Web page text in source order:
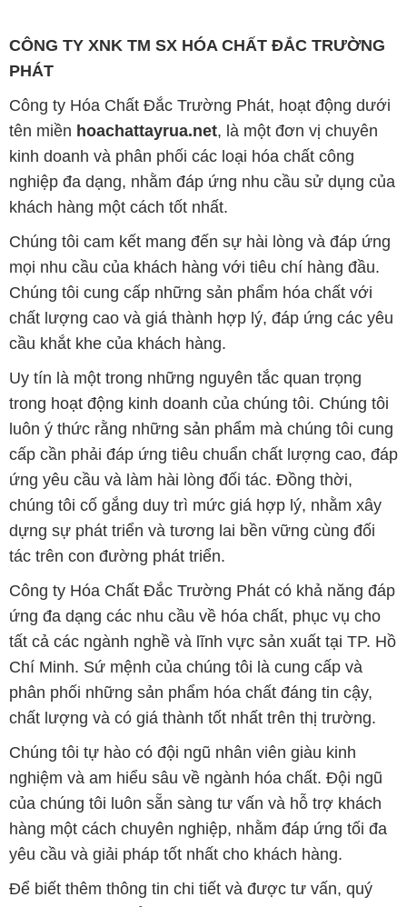
CÔNG TY XNK TM SX HÓA CHẤT ĐẮC TRƯỜNG
PHÁT
Công ty Hóa Chất Đắc Trường Phát, hoạt động dưới
tên miền hoachattayrua.net, là một đơn vị chuyên
kinh doanh và phân phối các loại hóa chất công
nghiệp đa dạng, nhằm đáp ứng nhu cầu sử dụng của
khách hàng một cách tốt nhất.
Chúng tôi cam kết mang đến sự hài lòng và đáp ứng
mọi nhu cầu của khách hàng với tiêu chí hàng đầu.
Chúng tôi cung cấp những sản phẩm hóa chất với
chất lượng cao và giá thành hợp lý, đáp ứng các yêu
cầu khắt khe của khách hàng.
Uy tín là một trong những nguyên tắc quan trọng
trong hoạt động kinh doanh của chúng tôi. Chúng tôi
luôn ý thức rằng những sản phẩm mà chúng tôi cung
cấp cần phải đáp ứng tiêu chuẩn chất lượng cao, đáp
ứng yêu cầu và làm hài lòng đối tác. Đồng thời,
chúng tôi cố gắng duy trì mức giá hợp lý, nhằm xây
dựng sự phát triển và tương lai bền vững cùng đối
tác trên con đường phát triển.
Công ty Hóa Chất Đắc Trường Phát có khả năng đáp
ứng đa dạng các nhu cầu về hóa chất, phục vụ cho
tất cả các ngành nghề và lĩnh vực sản xuất tại TP. Hồ
Chí Minh. Sứ mệnh của chúng tôi là cung cấp và
phân phối những sản phẩm hóa chất đáng tin cậy,
chất lượng và có giá thành tốt nhất trên thị trường.
Chúng tôi tự hào có đội ngũ nhân viên giàu kinh
nghiệm và am hiểu sâu về ngành hóa chất. Đội ngũ
của chúng tôi luôn sẵn sàng tư vấn và hỗ trợ khách
hàng một cách chuyên nghiệp, nhằm đáp ứng tối đa
yêu cầu và giải pháp tốt nhất cho khách hàng.
Để biết thêm thông tin chi tiết và được tư vấn, quý